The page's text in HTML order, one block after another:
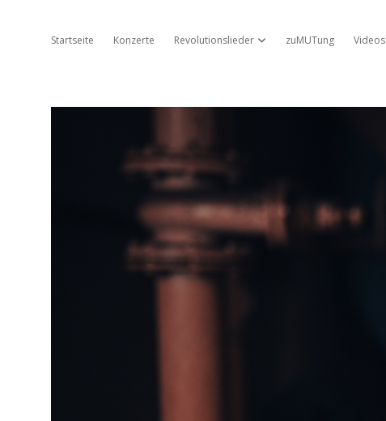
Startseite Konzerte Revolutionslieder Dropdown-Menü öffnen
zuMUTung Videos
Ambros